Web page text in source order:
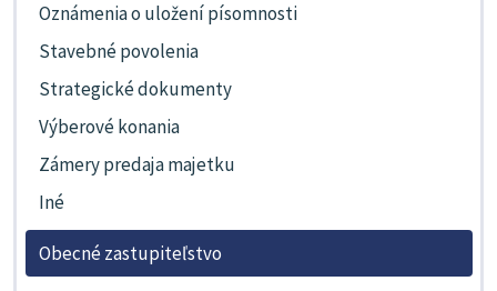
Oznámenia o uložení písomnosti
Stavebné povolenia
Strategické dokumenty
Výberové konania
Zámery predaja majetku
Iné
Obecné zastupiteľstvo